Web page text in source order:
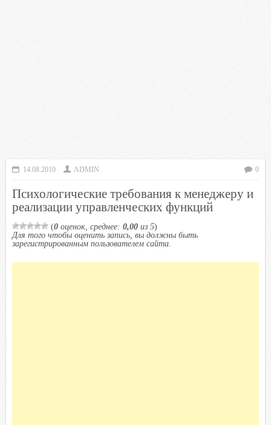
14.08.2010 ADMIN 0
Психологические требования к менеджеру и
реализации управленческих функций
(0 оценок, среднее: 0,00 из 5)
Для того чтобы оценить запись, вы должны быть
зарегистрированным пользователем сайта.